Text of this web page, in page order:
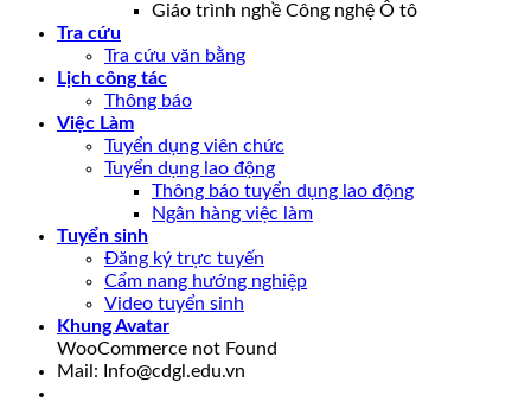
Giáo trình nghề Công nghệ Ô tô
Tra cứu
Tra cứu văn bằng
Lịch công tác
Thông báo
Việc Làm
Tuyển dụng viên chức
Tuyển dụng lao động
Thông báo tuyển dụng lao động
Ngân hàng việc làm
Tuyển sinh
Đăng ký trực tuyến
Cẩm nang hướng nghiệp
Video tuyển sinh
Khung Avatar
WooCommerce not Found
Mail: Info@cdgl.edu.vn